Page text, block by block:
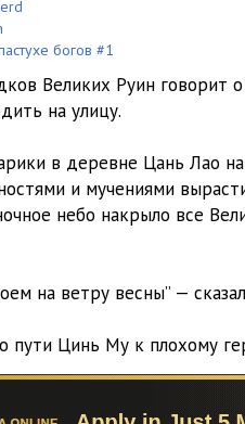
богов #1
Великих Руин говорит
на улицу.
в деревне Цань Лао
и мучениями
небо накрыло все
на ветру весны” —
пути Цинь Му к плохому